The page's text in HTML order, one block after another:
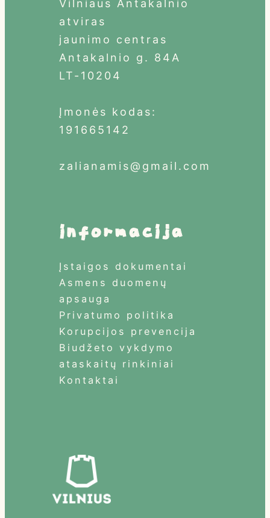
Vilniaus Antakalnio
atviras
jaunimo centras
Antakalnio g. 84A
LT-10204
Įmonės kodas:
191665142
zalianamis@gmail.com
informacija
Įstaigos dokumentai
Asmens duomenų
apsauga
Privatumo politika
Korupcijos prevencija
Biudžeto vykdymo
ataskaitų rinkiniai
Kontaktai